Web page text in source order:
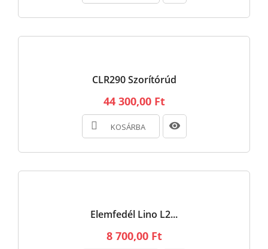
CLR290 Szorítórúd
44 300,00 Ft
KOSÁRBA
Elemfedél Lino L2...
8 700,00 Ft